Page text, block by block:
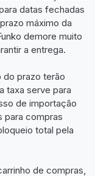
datas fechadas
máximo da
demore muito
a entrega.
do prazo terão
taxa serve para
de importação
para compras
total pela
de compras,